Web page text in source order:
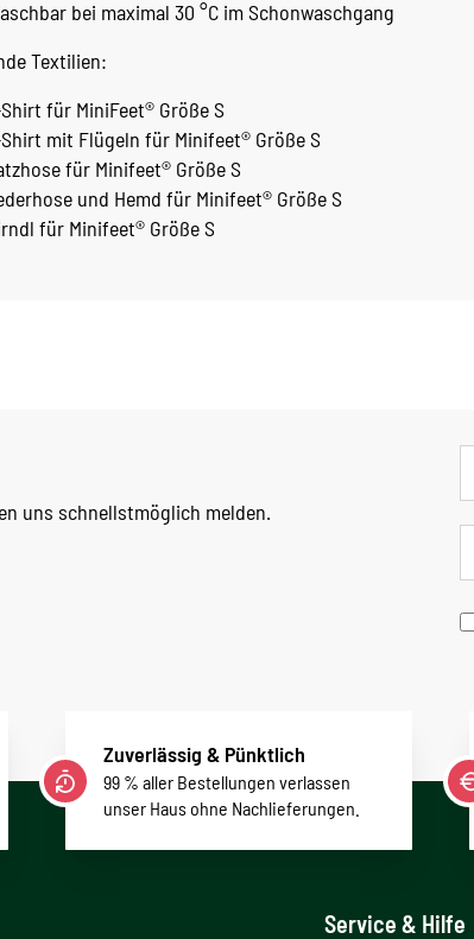
bei maximal 30 °C im Schonwaschgang
Textilien:
für MiniFeet® Größe S
mit Flügeln für Minifeet® Größe S
für Minifeet® Größe S
und Hemd für Minifeet® Größe S
für Minifeet® Größe S
uns schnellstmöglich melden.
Zuverlässig & Pünktlich
99 % aller Bestellungen verlassen
unser Haus ohne Nachlieferungen.
Service & Hilfe